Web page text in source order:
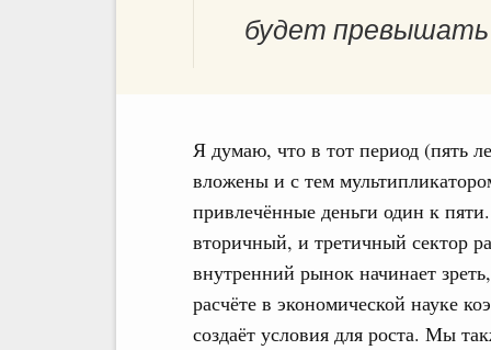
будет
Я думаю, что в тот период (пять
вложены и с тем
привлечённые деньги один к
вторичный, и третичный сектор
внутренний рынок начинает
расчёте в экономической науке
создаёт условия для роста. Мы